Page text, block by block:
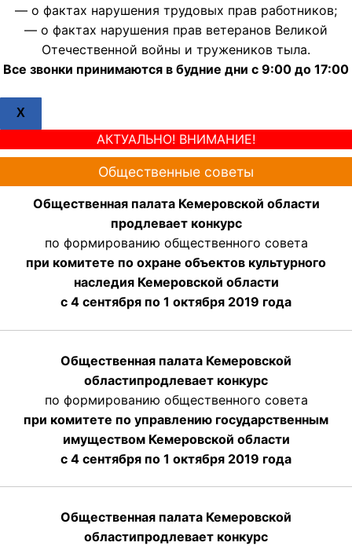
— о фактах нарушения трудовых прав работников;
— о фактах нарушения прав ветеранов Великой
Отечественной войны и тружеников тыла.
Все звонки принимаются в будние дни с 9:00 до 17:00
X
АКТУАЛЬНО! ВНИМАНИЕ!
Общественные советы
Общественная палата Кемеровской области
продлевает конкурс
по формированию общественного совета
при комитете по охране объектов культурного
наследия Кемеровской области
с 4 сентября по 1 октября 2019 года
Общественная палата Кемеровской
областипродлевает конкурс
по формированию общественного совета
при комитете по управлению государственным
имуществом Кемеровской области
с 4 сентября по 1 октября 2019 года
Общественная палата Кемеровской
областипродлевает конкурс